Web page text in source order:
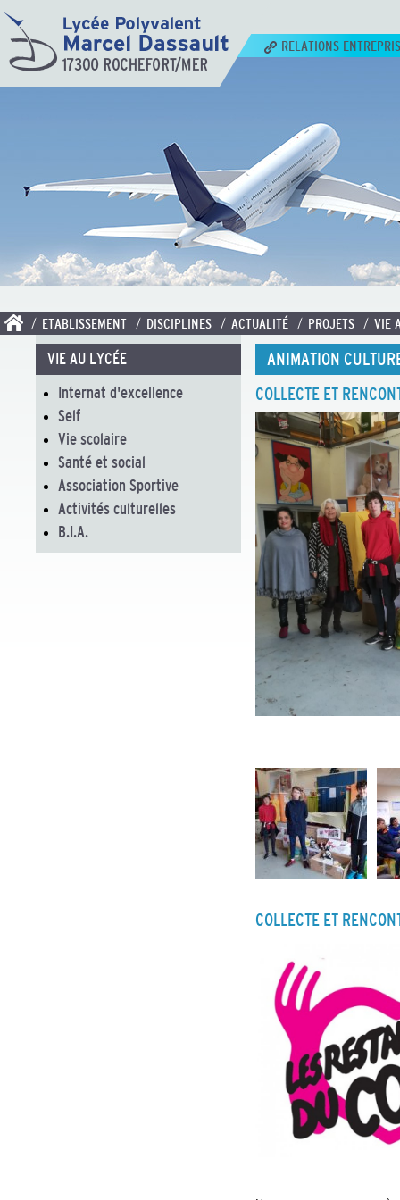
RELATIONS
/ ETABLISSEMENT / DISCIPLINES / ACTUALITÉ / PROJETS / VIE
VIE AU LYCÉE
Internat d'excellence
Self
Vie scolaire
Santé et social
Association Sportive
Activités culturelles
B.I.A.
ANIMATION
COLLECTE ET
COLLECTE ET